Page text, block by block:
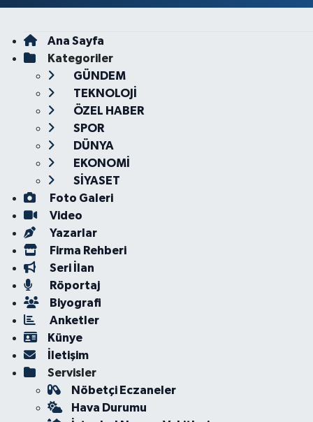
Ana Sayfa
Kategoriler
GÜNDEM
TEKNOLOJİ
ÖZEL HABER
SPOR
DÜNYA
EKONOMİ
SİYASET
Foto Galeri
Video
Yazarlar
Firma Rehberi
Seri İlan
Röportaj
Biyografi
Anketler
Künye
İletişim
Servisler
Nöbetçi Eczaneler
Hava Durumu